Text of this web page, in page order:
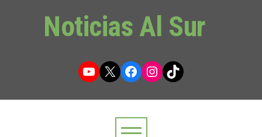
Noticias Al Sur
YouTube
X Facebook
Instagram
TikTok